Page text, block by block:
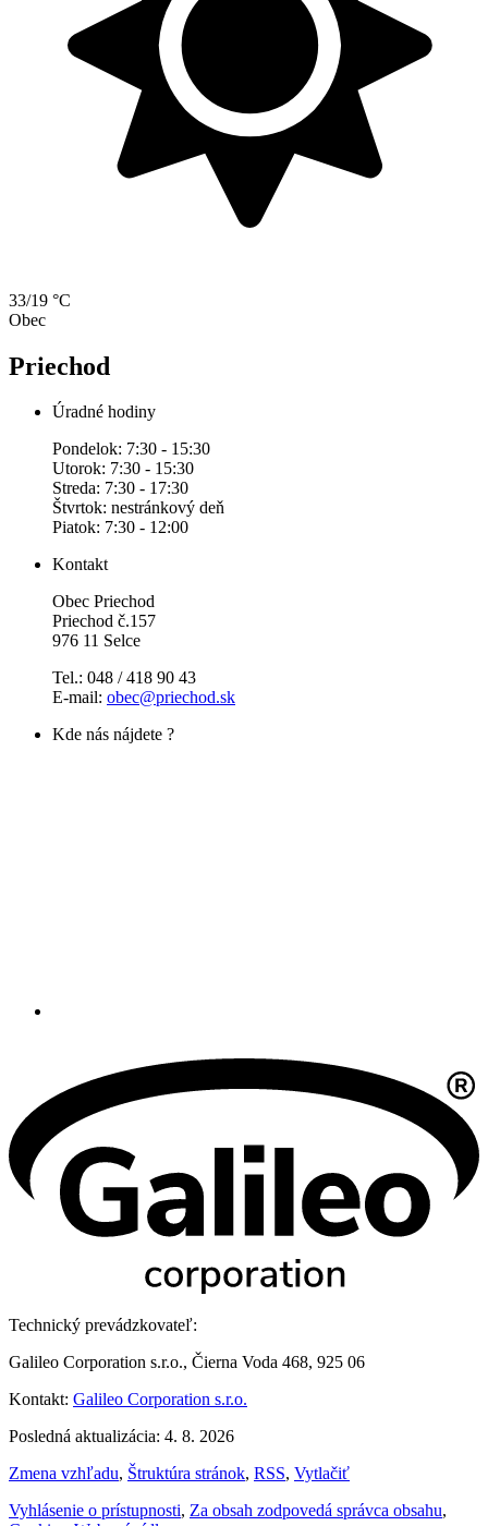
33/19 °C
Obec
Priechod
Úradné hodiny
Pondelok: 7:30 - 15:30
Utorok: 7:30 - 15:30
Streda: 7:30 - 17:30
Štvrtok: nestránkový deň
Piatok: 7:30 - 12:00
Kontakt
Obec Priechod
Priechod č.157
976 11 Selce
Tel.: 048 / 418 90 43
E-mail: obec@priechod.sk
Kde nás nájdete ?
Technický prevádzkovateľ:
Galileo Corporation s.r.o., Čierna Voda 468, 925 06
Kontakt: Galileo Corporation s.r.o.
Posledná aktualizácia: 4. 8. 2026
Zmena vzhľadu, Štruktúra stránok, RSS, Vytlačiť
Vyhlásenie o prístupnosti, Za obsah zodpovedá správca obsahu,